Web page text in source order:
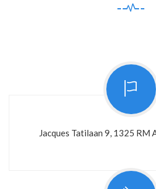
Jacques Tatilaan 9, 1325 RM